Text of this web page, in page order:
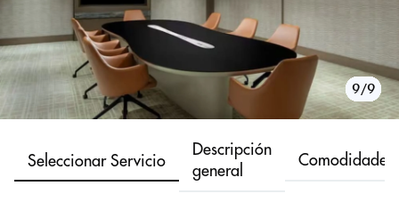
1/9
2/9
3/9
4/9
5/9
6/9
7/9
8/9
9/9
Seleccionar Servicio
Descripción
general
Comodidades